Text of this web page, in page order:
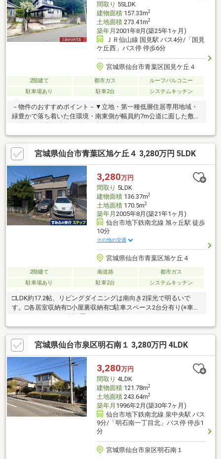
間取り 5SLDK
建物面積157.33m2
土地面積273.41m2
築年月 2001年8月(築25年1ヶ月)
ＪＲ仙山線 国見駅 バス4分/「国見
ケ丘西」バス停 停歩6分
宮城県仙台市青葉区国見ケ丘４
2階建て 都市ガス
ルーフバルコニー
駐車場あり
駐車2台 システムキッチン
－物件のおすすめポイント－▼立地・第一種低層住居専用地域・
緑豊かで落ち着いた住環境・南東側が幅員約7m公道に面した敷地
5SLDK住宅・会話も弾む対面式キッチン・納戸や小屋裏収納があ
る収納量豊富な間取り・南西側に広縁・ルーフバルコニー有・駐
車2台可能(車種制限有)・室内保守状況良好▼周辺環境・国見ケ丘
二丁目南公園 徒歩4分(約300m)・仙台市立吉成小学校 徒歩12分(約
910m)■ ご希望の住まい探しをお手伝いします ━━━━━・・・
物件の詳細・ご相談はお気軽にお問い合わせください。
宮城県仙台市青葉区旭ケ丘４ 3,280万円 5LDK
3,280万円
間取り 5LDK
建物面積136.37m2
土地面積170.5m2
築年月 2005年8月(築21年1ヶ月)
仙台市地下鉄南北線 旭ヶ丘駅 徒歩
10分
その他の交通
宮城県仙台市青葉区旭ケ丘４
2階建て 南道路
都市ガス
駐車場あり
駐車2台 システムキッチン
□LDK約17.2帖、リビングダイニングは南向き2採光で明るいで
す。□各居室収納有□小屋裏収納有□駐車スペース2台分有り(※車種
宮城県仙台市泉区明石南１ 3,280万円 4LDK
3,280万円
間取り 4LDK
建物面積121.78m2
土地面積243.64m2
築年月 1996年2月(築30年7ヶ月)
仙台市地下鉄南北線 泉中央駅 バス
9分/「明石南一丁目北」バス停 停歩1
分
宮城県仙台市泉区明石南１